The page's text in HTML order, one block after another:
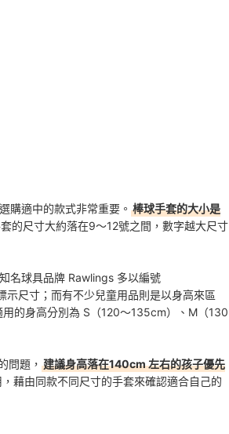
購適中的款式非常重要。 棒球手套的大小是
的尺寸大約落在9～12號之間，數字越大尺寸
名球具品牌 Rawlings 多以編號
尺寸；而有不少兒童用品則是以身高來區
的身高分別為 S（120～135cm）、M（130
問題， 建議身高落在140cm 左右的孩子優先
藉由同款不同尺寸的手套來確認適合自己的